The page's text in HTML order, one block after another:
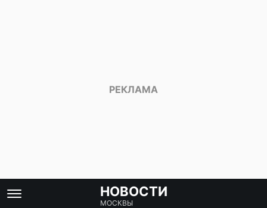
НОВОСТИ
МОСКВЫ